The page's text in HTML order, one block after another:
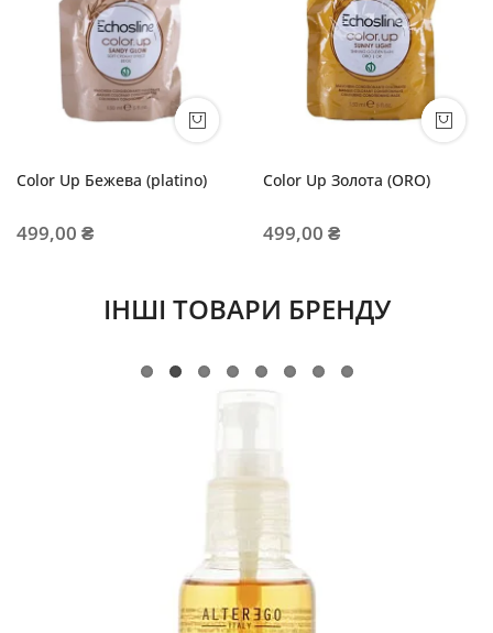
Color Up Бежева (platino)
499,00 ₴
Color Up Золота (ORO)
499,00 ₴
ІНШІ ТОВАРИ БРЕНДУ